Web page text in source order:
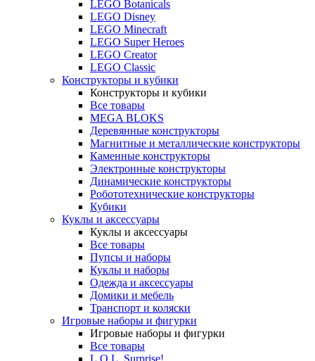
LEGO Botanicals
LEGO Disney
LEGO Minecraft
LEGO Super Heroes
LEGO Creator
LEGO Classic
Конструкторы и кубики
Конструкторы и кубики
Все товары
MEGA BLOKS
Деревянные конструкторы
Магнитные и металлические конструкторы
Каменные конструкторы
Электронные конструкторы
Динамические конструкторы
Робототехнические конструкторы
Кубики
Куклы и аксессуары
Куклы и аксессуары
Все товары
Пупсы и наборы
Куклы и наборы
Одежда и аксессуары
Домики и мебель
Транспорт и коляски
Игровые наборы и фигурки
Игровые наборы и фигурки
Все товары
L.O.L. Surprise!